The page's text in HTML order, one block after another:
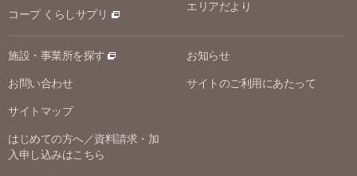
コープ くらしサプリ
エリアだより
施設・事業所を探す
お問い合わせ
サイトマップ
はじめての方へ／資料請求・加
入申し込みはこちら
お知らせ
サイトのご利用にあたって